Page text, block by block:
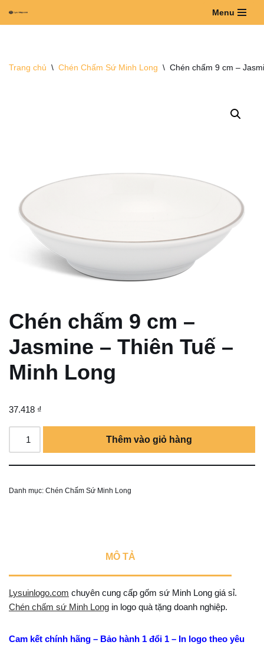
dung
Menu
Trang chủ \ Chén Chấm Sứ Minh Long \ Chén chấm 9 cm –
Chén chấm 9 cm –
Jasmine – Thiên Tuế –
Minh Long
37.418 ₫
Thêm vào giỏ hàng
Danh mục: Chén Chấm Sứ Minh Long
MÔ TẢ
Lysuinlogo.com chuyên cung cấp gốm sứ Minh Long giá sỉ.
Chén chấm sứ Minh Long in logo quà tặng doanh nghiệp.
Cam kết chính hãng – Bảo hành 1 đổi 1 – In logo theo yêu